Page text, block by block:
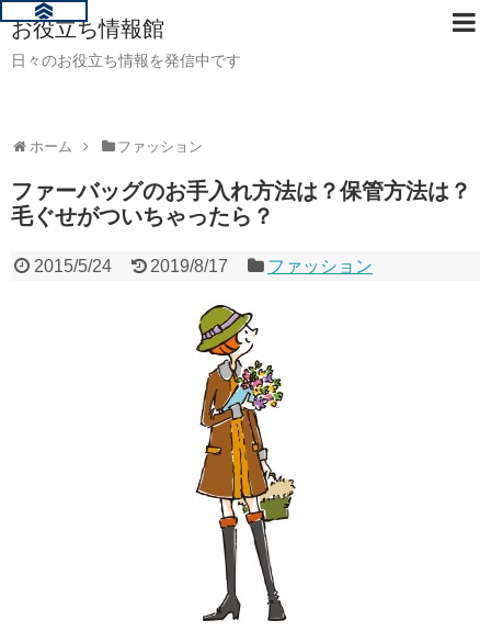
お役立ち情報館
日々のお役立ち情報を発信中です
ホーム ファッション
ファーバッグのお手入れ方法は？保管方法は？
毛ぐせがついちゃったら？
2015/5/24 2019/8/17 ファッション